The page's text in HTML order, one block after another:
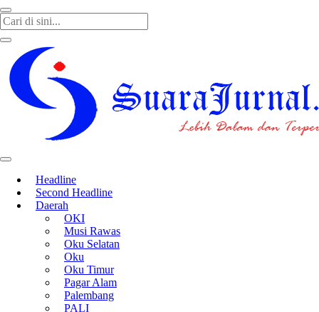
Headline
Second Headline
Daerah
OKI
Musi Rawas
Oku Selatan
Oku
Oku Timur
Pagar Alam
Palembang
PALI